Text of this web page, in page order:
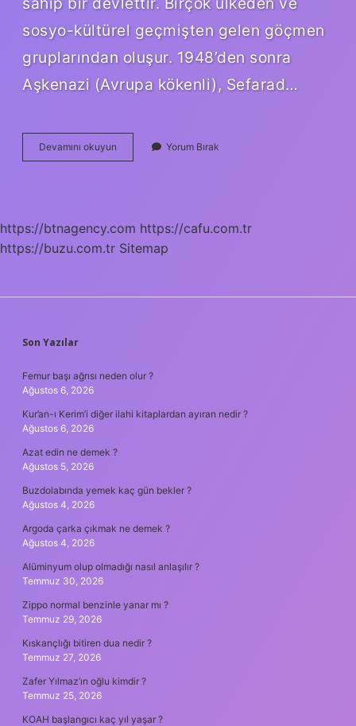
sosyo-kültürel geçmişten gelen göçmen
gruplarından oluşur. 1948’den sonra
Aşkenazi (Avrupa kökenli), Sefarad…
Devamını okuyun
Hangi
Yorum Bırak
https://btnagency.com https://cafu.com.tr
https://buzu.com.tr Sitemap
SIDEBAR
Son Yazılar
Femur başı ağrısı neden olur ?
Ağustos 6, 2026
Kur’an-ı Kerim’i diğer ilahi kitaplardan ayıran nedir ?
Ağustos 6, 2026
Azat edin ne demek ?
Ağustos 5, 2026
Buzdolabında yemek kaç gün bekler ?
Ağustos 4, 2026
Argoda çarka çıkmak ne demek ?
Ağustos 4, 2026
Alüminyum olup olmadığı nasıl anlaşılır ?
Temmuz 30, 2026
Zippo normal benzinle yanar mı ?
Temmuz 29, 2026
Kıskançlığı bitiren dua nedir ?
Temmuz 27, 2026
Zafer Yılmaz’ın oğlu kimdir ?
Temmuz 25, 2026
KOAH başlangıcı kaç yıl yaşar ?